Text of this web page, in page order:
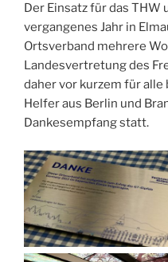
Der Einsatz für das THW
vergangenes Jahr in
Ortsverband mehrere
Landesvertretung des
daher vor kurzem für
Helfer aus Berlin und
Dankesempfang statt.